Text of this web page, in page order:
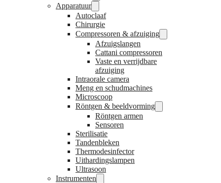
Apparatuur
Autoclaaf
Chirurgie
Compressoren & afzuiging
Afzuigslangen
Cattani compressoren
Vaste en verrijdbare
afzuiging
Intraorale camera
Meng en schudmachines
Microscoop
Röntgen & beeldvorming
Röntgen armen
Sensoren
Sterilisatie
Tandenbleken
Thermodesinfector
Uithardingslampen
Ultrasoon
Instrumenten